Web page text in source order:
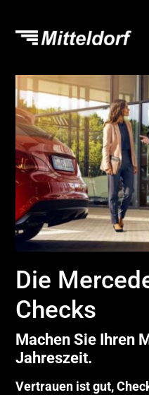
Die
Checks
Machen Sie Ihren
Jahreszeit.
Vertrauen ist gut,